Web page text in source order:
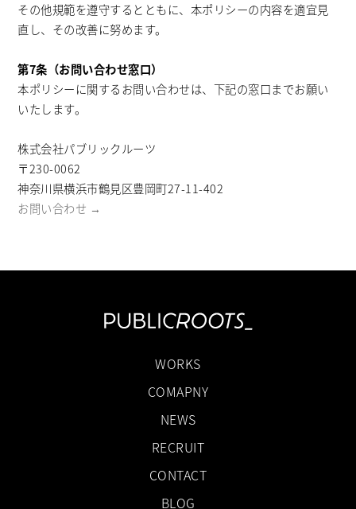
その他規範を遵守するとともに、本ポリシーの内容を適宜見
直し、その改善に努めます。
第7条（お問い合わせ窓口）
本ポリシーに関するお問い合わせは、下記の窓口までお願い
いたします。
株式会社パブリックルーツ
〒230-0062
神奈川県横浜市鶴見区豊岡町27-11-402
お問い合わせ →
WORKS
COMAPNY
NEWS
RECRUIT
CONTACT
BLOG